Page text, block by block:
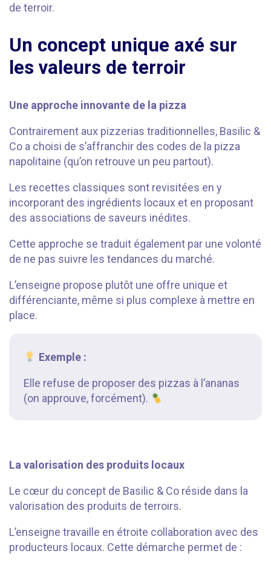
de terroir.
Un concept unique axé sur
les valeurs de terroir
Une approche innovante de la pizza
Contrairement aux pizzerias traditionnelles, Basilic &
Co a choisi de s’affranchir des codes de la pizza
napolitaine (qu’on retrouve un peu partout).
Les recettes classiques sont revisitées en y
incorporant des ingrédients locaux et en proposant
des associations de saveurs inédites.
Cette approche se traduit également par une volonté
de ne pas suivre les tendances du marché.
L’enseigne propose plutôt une offre unique et
différenciante, même si plus complexe à mettre en
place.
Exemple :
Elle refuse de proposer des pizzas à l’ananas
(on approuve, forcément).
La valorisation des produits locaux
Le cœur du concept de Basilic & Co réside dans la
valorisation des produits de terroirs.
L’enseigne travaille en étroite collaboration avec des
producteurs locaux. Cette démarche permet de :